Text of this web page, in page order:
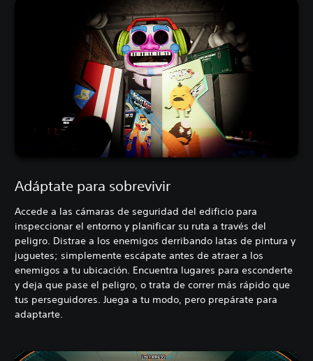
Adáptate para sobrevivir
Accede a las cámaras de seguridad del edificio para
inspeccionar el entorno y planificar su ruta a través del
peligro. Distrae a los enemigos derribando latas de pintura y
juguetes; simplemente escápate antes de atraer a los
enemigos a tu ubicación. Encuentra lugares para esconderte
y deja que pase el peligro, o trata de correr más rápido que
tus perseguidores. Juega a tu modo, pero prepárate para
adaptarte.